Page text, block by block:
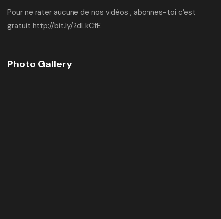
Pour ne rater aucune de nos vidéos , abonnes-toi c’est
gratuit http://bit.ly/2dLkCfE
Photo Gallery